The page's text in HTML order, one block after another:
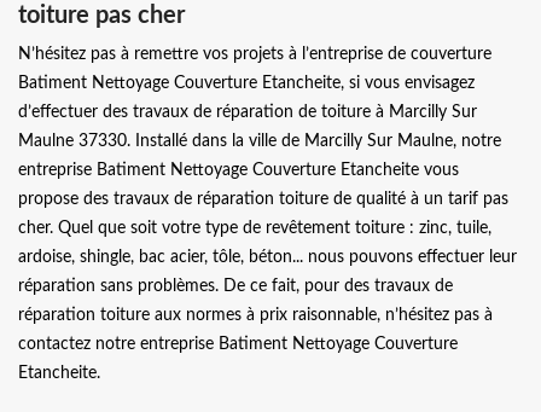
toiture pas cher
N’hésitez pas à remettre vos projets à l’entreprise de couverture
Batiment Nettoyage Couverture Etancheite, si vous envisagez
d’effectuer des travaux de réparation de toiture à Marcilly Sur
Maulne 37330. Installé dans la ville de Marcilly Sur Maulne, notre
entreprise Batiment Nettoyage Couverture Etancheite vous
propose des travaux de réparation toiture de qualité à un tarif pas
cher. Quel que soit votre type de revêtement toiture : zinc, tuile,
ardoise, shingle, bac acier, tôle, béton... nous pouvons effectuer leur
réparation sans problèmes. De ce fait, pour des travaux de
réparation toiture aux normes à prix raisonnable, n’hésitez pas à
contactez notre entreprise Batiment Nettoyage Couverture
Etancheite.